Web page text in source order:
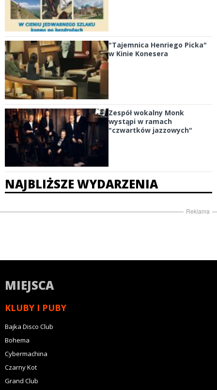
"Tajemnica Henriego Picka"
w Kinie Konesera
Zespół wokalny Monk
wystąpi w ramach
"czwartków jazzowych"
NAJBLIŻSZE WYDARZENIA
Reklama
MIEJSCA
KLUBY I PUBY
Bajka Disco Club
Bohema
Cybermachina
Czarny Kot
Grand Club